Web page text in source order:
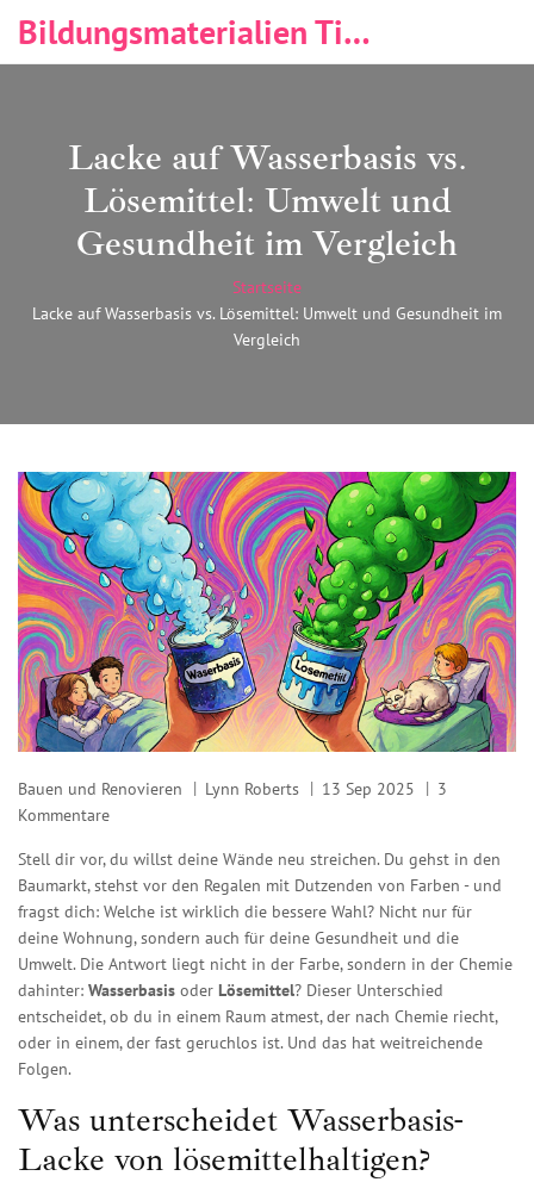
Bildungsmaterialien Tischlerei & Immobilien
Lacke auf Wasserbasis vs.
Lösemittel: Umwelt und
Gesundheit im Vergleich
Startseite
Lacke auf Wasserbasis vs. Lösemittel: Umwelt und Gesundheit im
Vergleich
Bauen und Renovieren Lynn Roberts 13 Sep 2025
3
Kommentare
Stell dir vor, du willst deine Wände neu streichen. Du gehst in den
Baumarkt, stehst vor den Regalen mit Dutzenden von Farben - und
fragst dich: Welche ist wirklich die bessere Wahl? Nicht nur für
deine Wohnung, sondern auch für deine Gesundheit und die
Umwelt. Die Antwort liegt nicht in der Farbe, sondern in der Chemie
dahinter: Wasserbasis oder Lösemittel? Dieser Unterschied
entscheidet, ob du in einem Raum atmest, der nach Chemie riecht,
oder in einem, der fast geruchlos ist. Und das hat weitreichende
Folgen.
Was unterscheidet Wasserbasis-
Lacke von lösemittelhaltigen?